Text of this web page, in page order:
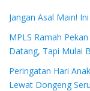
Jangan Asal Main!
MPLS Ramah
Datang, Tapi Mulai
Peringatan Hari
Lewat Dongeng Seru